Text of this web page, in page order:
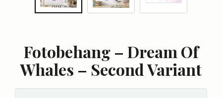
Fotobehang – Dream Of
Whales – Second Variant